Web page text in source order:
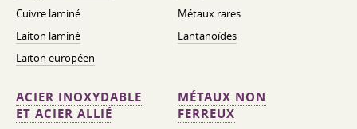
Cuivre laminé
Laiton laminé
Laiton européen
Métaux rares
Lantanoïdes
ACIER INOXYDABLE
ET ACIER ALLIÉ
MÉTAUX NON
FERREUX